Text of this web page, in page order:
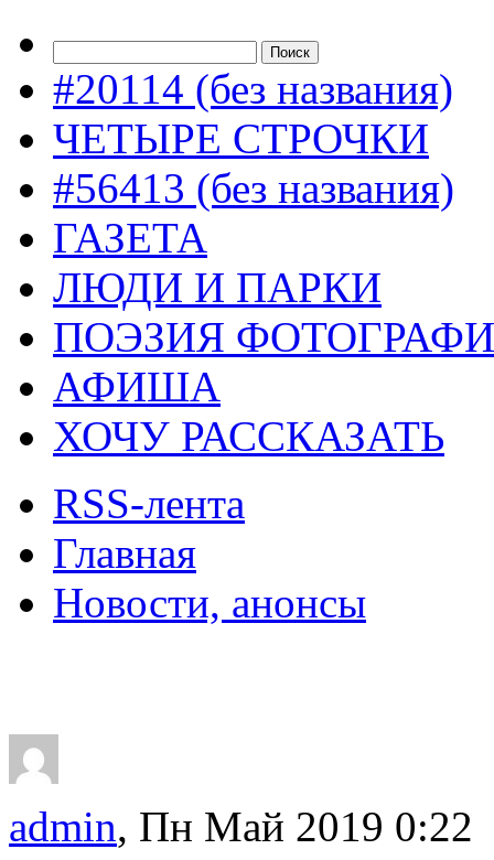
#20114 (без названия)
ЧЕТЫРЕ СТРОЧКИ
#56413 (без названия)
ГАЗЕТА
ЛЮДИ И ПАРКИ
ПОЭЗИЯ
АФИША
ХОЧУ РАССКАЗАТЬ
RSS-лента
Главная
Новости, анонсы
admin, Пн Май 2019 0:22